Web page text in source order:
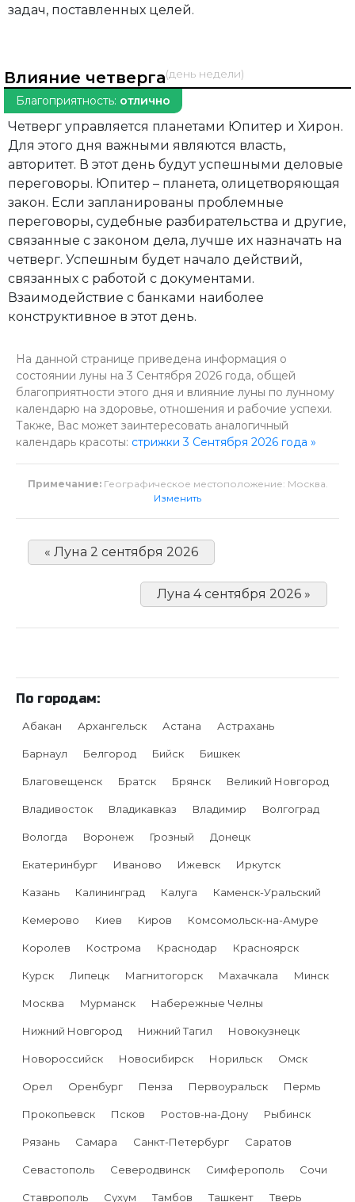
задач, поставленных целей.
Влияние четверга(день недели)
Благоприятность: отлично
Четверг управляется планетами Юпитер и Хирон.
Для этого дня важными являются власть,
авторитет. В этот день будут успешными деловые
переговоры. Юпитер – планета, олицетворяющая
закон. Если запланированы проблемные
переговоры, судебные разбирательства и другие,
связанные с законом дела, лучше их назначать на
четверг. Успешным будет начало действий,
связанных с работой с документами.
Взаимодействие с банками наиболее
конструктивное в этот день.
На данной странице приведена информация о
состоянии луны на 3 Сентября 2026 года, общей
благоприятности этого дня и влияние луны по лунному
календарю на здоровье, отношения и рабочие успехи.
Также, Вас может заинтересовать аналогичный
календарь красоты: стрижки 3 Сентября 2026 года »
Примечание: Географическое местоположение: Москва.
Изменить
« Луна 2 сентября 2026
Луна 4 сентября 2026 »
По городам:
Абакан Архангельск Астана Астрахань
Барнаул Белгород Бийск Бишкек
Благовещенск Братск Брянск Великий Новгород
Владивосток Владикавказ Владимир Волгоград
Вологда Воронеж Грозный Донецк
Екатеринбург Иваново Ижевск Иркутск
Казань Калининград Калуга Каменск-Уральский
Кемерово Киев Киров Комсомольск-на-Амуре
Королев Кострома Краснодар Красноярск
Курск Липецк Магнитогорск Махачкала Минск
Москва Мурманск Набережные Челны
Нижний Новгород Нижний Тагил Новокузнецк
Новороссийск Новосибирск Норильск Омск
Орел Оренбург Пенза Первоуральск Пермь
Прокопьевск Псков Ростов-на-Дону Рыбинск
Рязань Самара Санкт-Петербург Саратов
Севастополь Северодвинск Симферополь Сочи
Ставрополь Сухум Тамбов Ташкент Тверь